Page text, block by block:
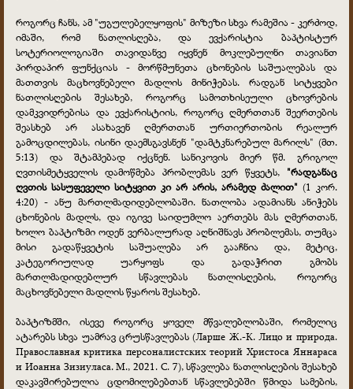
როგორც ჩანს, ამ "უგულებელყოფის" მიზეზი სხვა რამეშია - კერძოდ,
იმაში, რომ ნათლისღება, და ევქარისტია ბაპტისტურ
სოტერიოლოგიაში თავიდანვე იყვნენ მოკლებულნი თავიანთ
პირდაპირ ფუნქციას - მორწმუნეთა ცხონების საშუალებას და
მათთვის მაცხოვნებელი მადლის მინიჭებას. რადგან სიტყვები
ნათლისღების შესახებ, როგორც სამოთხისეული ცხოვრების
დამკვიდრებისა და ევქარისტიის, როგორც ღმერთთან შეერთების
შეასხებ არ ასახავენ ღმერთთან ურთიერთობის რეალურ
გამოცდილებას, ისინი დაემსგავსნენ "დამტკნარებულ მარილს" (მთ.
5:13) და შტამპებად იქცნენ. სანიკოვის მიერ წმ. გრიგოლ
ღვთისმეტყველის დამოწმება პრობლემას ვერ წყვეტს, "რადგანაც
ღვთის სასუფეველი სიტყვით კი არ არის, არამედ ძალით" (1 კორ.
4:20) - ანუ მართლმადიდებლობაში. ნათლობა ადამიანს ანიჭებს
ცხონების მადლს, და იგივე საიდუმლო აერთებს მას ღმერთთან,
ხოლო ბაპტიზმი ოდენ ვერბალურად აღნიშნავს პრობლემას, თუმცა
მისი გადაწყვეტის საშუალება არ გააჩნია და, მეტიც,
კატეგორიულად უარყოფს და გადაჭრით გმობს
მართლმადიდებლურ სწავლებას ნათლისღების, როგორც
მაცხოვნებელი მადლის წყაროს შესახებ.
ბაპტიზმში, ისევე როგორც ყოველ მწვალებლობაში, რომელიც
ატარებს სხვა უამრავ ცრუსწავლებას (Ларше Ж.-К. Лицо и природа.
Православная критика персоналистских теорий Христоса Яннараса
и Иоанна Зизиуласа. М., 2021. С. 7), სწავლება ნათლისღების შესახებ
დაკავშირებულია ცდომილებებთან სწავლებებში წმიდა სამების,